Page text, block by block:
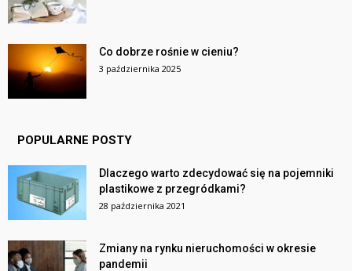
Co dobrze rośnie w cieniu?
3 października 2025
POPULARNE POSTY
Dlaczego warto zdecydować się na pojemniki
plastikowe z przegródkami?
28 października 2021
Zmiany na rynku nieruchomości w okresie
pandemii